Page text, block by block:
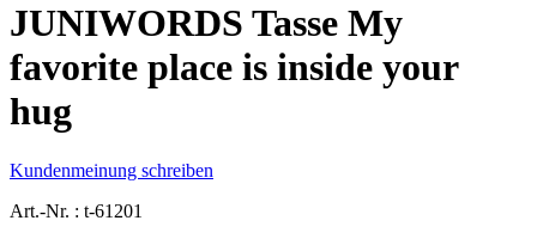
JUNIWORDS Tasse My
favorite place is inside your
hug
Kundenmeinung schreiben
Art.-Nr. : t-61201